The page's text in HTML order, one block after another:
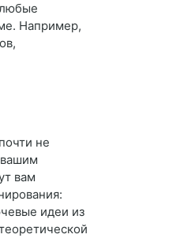
Например,
не
вам
идеи из